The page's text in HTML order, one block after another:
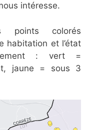
intéresse.
points colorés
habitation et l’état
: vert =
jaune = sous 3